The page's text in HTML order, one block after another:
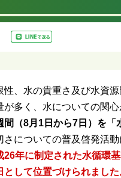
性、水の貴重さ及び水資
が多く、水についての関
（8月1日から7日）を「
についての普及啓発活動
年に制定された水循環
して位置づけられました